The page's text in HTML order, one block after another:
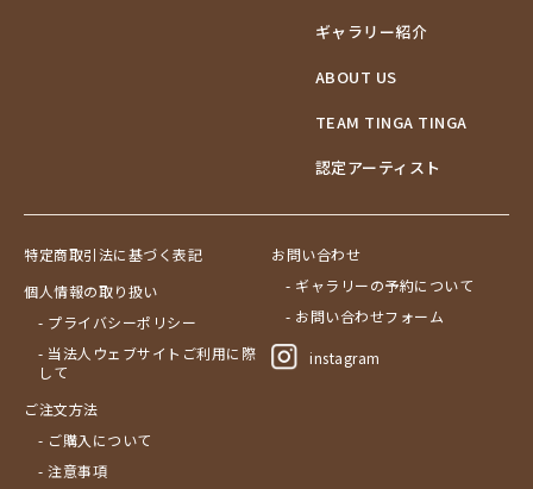
ギャラリー紹介
ABOUT US
TEAM TINGA TINGA
認定アーティスト
特定商取引法に基づく表記
個人情報の取り扱い
- プライバシーポリシー
- 当法人ウェブサイトご利用に際
して
ご注文方法
- ご購入について
- 注意事項
お問い合わせ
- ギャラリーの予約について
- お問い合わせフォーム
instagram